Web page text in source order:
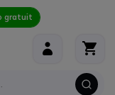
gratuit